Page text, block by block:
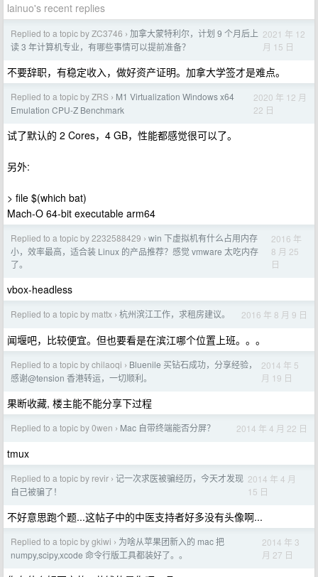
lainuo's recent replies
Replied to a topic by ZC3746 › 加拿大蒙特利尔，计划 9 个月后上
读 3 年计算机专业，有哪些事情可以提前准备？
2021 年 12
月 15 日
不要辞职，有稳定收入，做好资产证明。加拿大学签才是难点。
Replied to a topic by ZRS › M1 Virtualization Windows x64
Emulation CPU-Z Benchmark
2020 年 12 月
22 日
试了默认的 2 Cores，4 GB，性能都感觉很可以了。
另外:
> file $(which bat)
Mach-O 64-bit executable arm64
Replied to a topic by 2232588429 › win 下虚拟机有什么占用内存
小，效率最高，适合装 Linux 的产品推荐？感觉 vmware 太吃内存
了。
2016 年
8 月 25
日
vbox-headless
Replied to a topic by mattx › 杭州滨江工作，求租房建议。 2016 年 8 月 9 日
闻堰吧，比较便宜。但也要看是在滨江哪个位置上班。。。
Replied to a topic by chilaoqi › Bluenile 买钻石成功，分享经验，
感谢@tension 香港转运，一切顺利。
2014 年 5
月 19 日
果断收藏, 楼主能不能分享下过程
Replied to a topic by 0wen › Mac 自带终端能否分屏？ 2014 年 4 月 22 日
tmux
Replied to a topic by revir › 记一次求医被骗经历，今天才发现
自己被骗了！
2014 年 4 月
15 日
不好意思跑个题...这帖子中的中医支持者好多没有头像啊...
Replied to a topic by gkiwi › 为啥从苹果团新入的 mac 把
numpy,scipy,xcode 命令行版工具都装好了。。
2014 年 3
月 27 日